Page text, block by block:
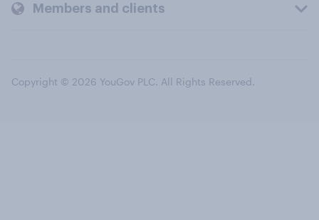
Members and clients
Copyright © 2026 YouGov PLC. All Rights Reserved.